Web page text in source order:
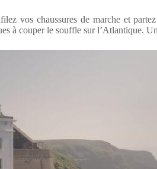
vos chaussures de marche et
à couper le souffle sur l’Atlantique.